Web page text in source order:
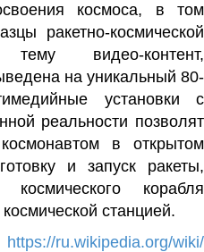
космоса, в том
ракетно-космической
видео-контент,
на уникальный 80-
установки с
реальности позволят
в открытом
и запуск ракеты,
космического корабля
станцией.
https://ru.wikipedia.org/wiki/